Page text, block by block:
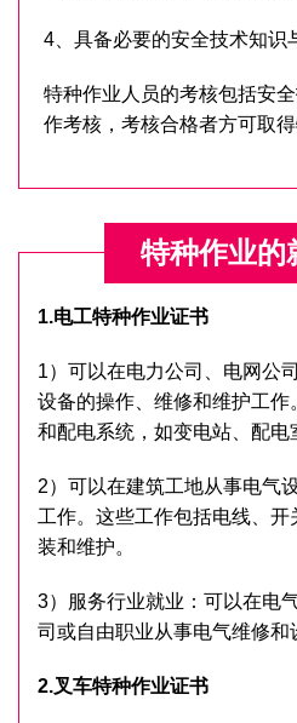
4、具备必要的安全技术知识
特种作业人员的考核包括安
作考核，考核合格者方可取得
特种作业的
1.电工特种作业证书
1）可以在电力公司、电网公
设备的操作、维修和维护工
和配电系统，如变电站、配电
2）可以在建筑工地从事电气
工作。这些工作包括电线、
装和维护。
3）服务行业就业：可以在电
司或自由职业从事电气维修和
2.叉车特种作业证书